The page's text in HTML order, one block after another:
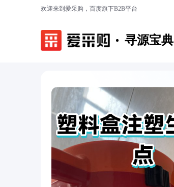
欢迎来到爱采购，百度旗下B2B平台
寻源宝典